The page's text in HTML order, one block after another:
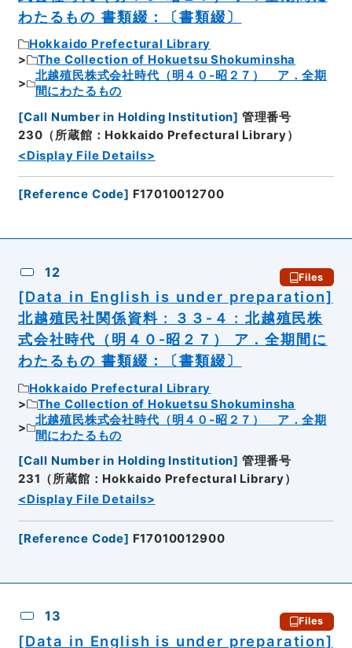
わたるもの 書類綴：〔書類綴〕
Hokkaido Prefectural Library
The Collection of Hokuetsu Shokuminsha
北越殖民株式会社時代（明４０‐昭２７） ア．全期
間にわたるもの
[Call Number in Holding Institution] 管理番号
230（所蔵館：Hokkaido Prefectural Library）
<Display File Details>
[Reference Code] F17010012700
12 Files
[Data in English is under preparation]
北越殖民社関係資料 : ３３‐４ : 北越殖民株
式会社時代（明４０‐昭２７） ア．全期間に
わたるもの 書類綴：〔書類綴〕
Hokkaido Prefectural Library
The Collection of Hokuetsu Shokuminsha
北越殖民株式会社時代（明４０‐昭２７） ア．全期
間にわたるもの
[Call Number in Holding Institution] 管理番号
231（所蔵館：Hokkaido Prefectural Library）
<Display File Details>
[Reference Code] F17010012900
13 Files
[Data in English is under preparation]